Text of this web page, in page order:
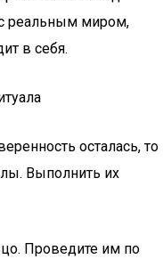
реальным миром,
в себя.
осталась, то
Выполнить их
Проведите им по